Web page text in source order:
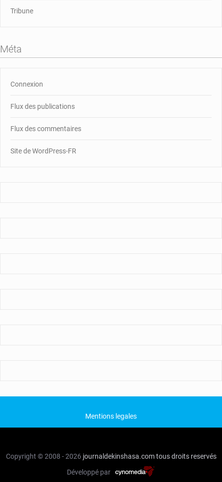
Tribune
Méta
Connexion
Flux des publications
Flux des commentaires
Site de WordPress-FR
Mentions legales
Copyright © 2008 - 2026 journaldekinshasa.com tous droits reservés
Développé par